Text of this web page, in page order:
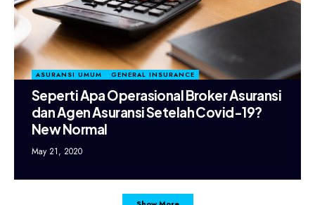
ASURANSI UMUM GENERAL INSURANCE
Seperti Apa Operasional Broker Asuransi
dan Agen Asuransi Setelah Covid-19?
New Normal
May 21, 2020